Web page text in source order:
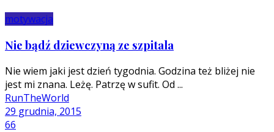
motywacja
Nie bądź dziewczyną ze szpitala
Nie wiem jaki jest dzień tygodnia. Godzina też bliżej nie
jest mi znana. Leżę. Patrzę w sufit. Od ...
RunTheWorld
29 grudnia, 2015
66